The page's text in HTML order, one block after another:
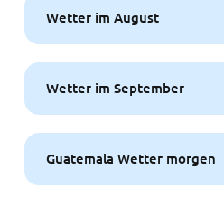
Wetter im August
Wetter im September
Guatemala Wetter morgen